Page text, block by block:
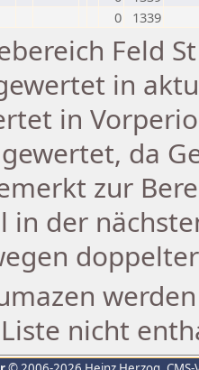
0 1339
Feld
in
in
da
zur
in der
nicht